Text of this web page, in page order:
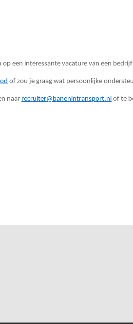
een interessante vacature van een
of zou je graag wat persoonlijke
naar recruiter@banenintransport.nl of te